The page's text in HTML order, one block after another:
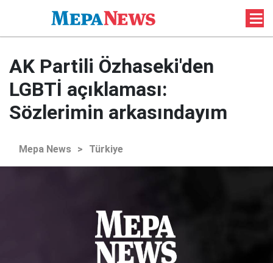
AK Partili Özhaseki'den
LGBTİ açıklaması:
Sözlerimin arkasındayım
Mepa News > Türkiye